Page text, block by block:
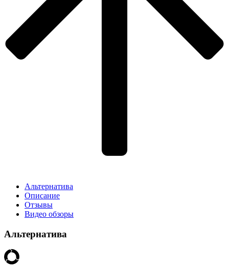
Альтернатива
Описание
Отзывы
Видео обзоры
Альтернатива